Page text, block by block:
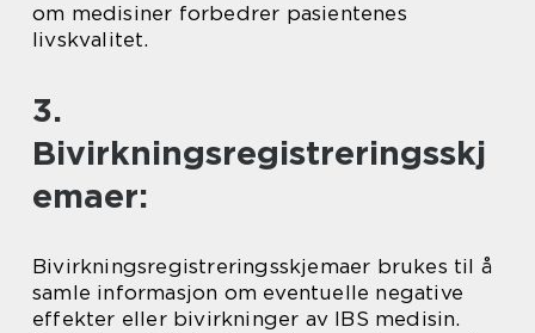
om medisiner forbedrer pasientenes
livskvalitet.
3.
Bivirkningsregistreringsskj
emaer:
Bivirkningsregistreringsskjemaer brukes til å
samle informasjon om eventuelle negative
effekter eller bivirkninger av IBS medisin.